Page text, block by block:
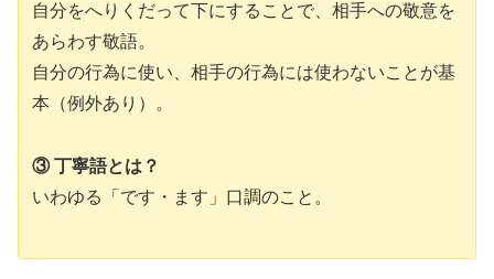
自分をへりくだって下にすることで、相手への敬意を
あらわす敬語。
自分の行為に使い、相手の行為には使わないことが基
本（例外あり）。
③ 丁寧語とは？
いわゆる「です・ます」口調のこと。